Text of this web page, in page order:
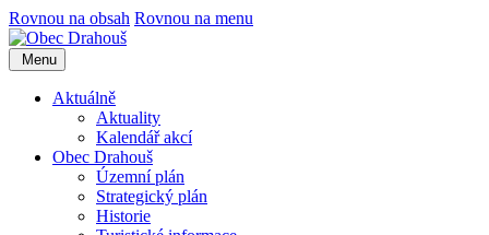
Rovnou na obsah Rovnou na menu
Menu
Aktuálně
Aktuality
Kalendář akcí
Obec Drahouš
Územní plán
Strategický plán
Historie